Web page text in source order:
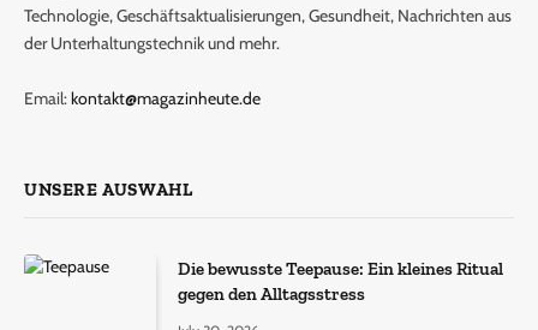
Technologie, Geschäftsaktualisierungen, Gesundheit, Nachrichten aus
der Unterhaltungstechnik und mehr.
Email:kontakt@magazinheute.de
UNSERE AUSWAHL
Die bewusste Teepause: Ein kleines Ritual
gegen den Alltagsstress